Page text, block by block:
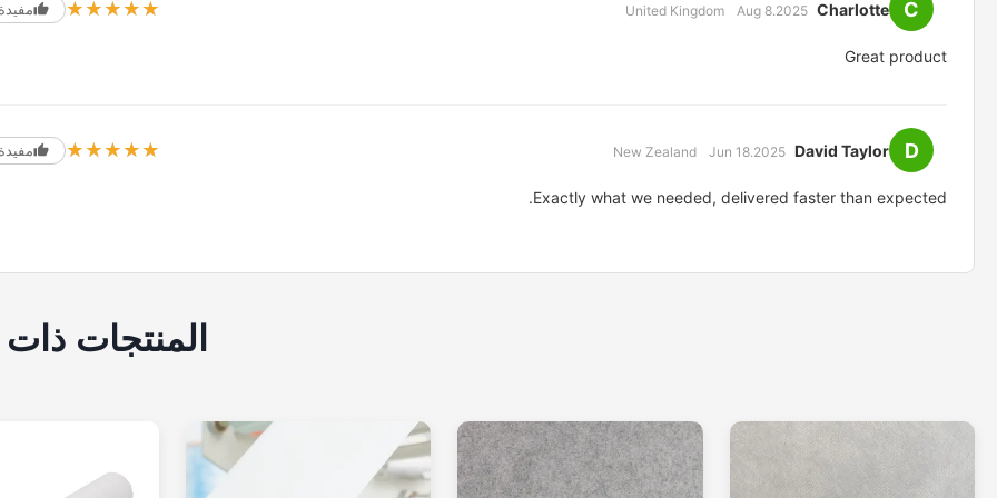
C
Charlotte
United Kingdom Aug 8.2025
★★★★★
★★★★★ مفيدة
Great product
D
David Taylor
New Zealand Jun 18.2025
★★★★★
★★★★★ مفيدة
Exactly what we needed, delivered faster than expected.
المنتجات